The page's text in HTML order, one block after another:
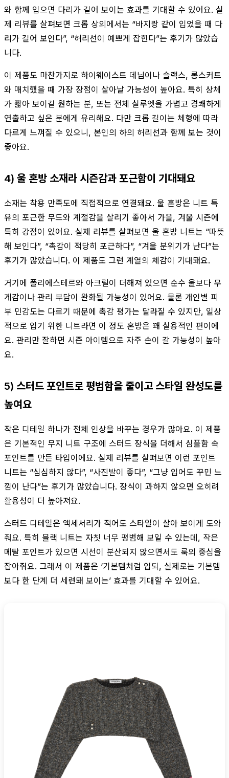
와 함께 입으면 다리가 길어 보이는 효과를 기대할 수 있어요. 실
제 리뷰를 살펴보면 크롭 상의에서는 “바지랑 같이 입었을 때 다
리가 길어 보인다”, “허리선이 예쁘게 잡힌다”는 후기가 많았습
니다.
이 제품도 마찬가지로 하이웨이스트 데님이나 슬랙스, 롱스커트
와 매치했을 때 가장 장점이 살아날 가능성이 높아요. 특히 상체
가 짧아 보이길 원하는 분, 또는 전체 실루엣을 가볍고 경쾌하게
연출하고 싶은 분에게 유리해요. 다만 크롭 길이는 체형에 따라
다르게 느껴질 수 있으니, 본인의 하의 허리선과 함께 보는 것이
좋아요.
4) 울 혼방 소재라 시즌감과 포근함이 기대돼요
소재는 착용 만족도에 직접적으로 연결돼요. 울 혼방은 니트 특
유의 포근한 무드와 계절감을 살리기 좋아서 가을, 겨울 시즌에
특히 강점이 있어요. 실제 리뷰를 살펴보면 울 혼방 니트는 “따뜻
해 보인다”, “촉감이 적당히 포근하다”, “겨울 분위기가 난다”는
후기가 많았습니다. 이 제품도 그런 계열의 체감이 기대돼요.
거기에 폴리에스테르와 아크릴이 더해져 있으면 순수 울보다 무
게감이나 관리 부담이 완화될 가능성이 있어요. 물론 개인별 피
부 민감도는 다르기 때문에 촉감 평가는 달라질 수 있지만, 일상
적으로 입기 위한 니트라면 이 정도 혼방은 꽤 실용적인 편이에
요. 관리만 잘하면 시즌 아이템으로 자주 손이 갈 가능성이 높아
요.
5) 스터드 포인트로 평범함을 줄이고 스타일 완성도를
높여요
작은 디테일 하나가 전체 인상을 바꾸는 경우가 많아요. 이 제품
은 기본적인 무지 니트 구조에 스터드 장식을 더해서 심플함 속
포인트를 만든 타입이에요. 실제 리뷰를 살펴보면 이런 포인트
니트는 “심심하지 않다”, “사진발이 좋다”, “그냥 입어도 꾸민 느
낌이 난다”는 후기가 많았습니다. 장식이 과하지 않으면 오히려
활용성이 더 높아져요.
스터드 디테일은 액세서리가 적어도 스타일이 살아 보이게 도와
줘요. 특히 블랙 니트는 자칫 너무 평범해 보일 수 있는데, 작은
메탈 포인트가 있으면 시선이 분산되지 않으면서도 룩의 중심을
잡아줘요. 그래서 이 제품은 ‘기본템처럼 입되, 실제로는 기본템
보다 한 단계 더 세련돼 보이는’ 효과를 기대할 수 있어요.